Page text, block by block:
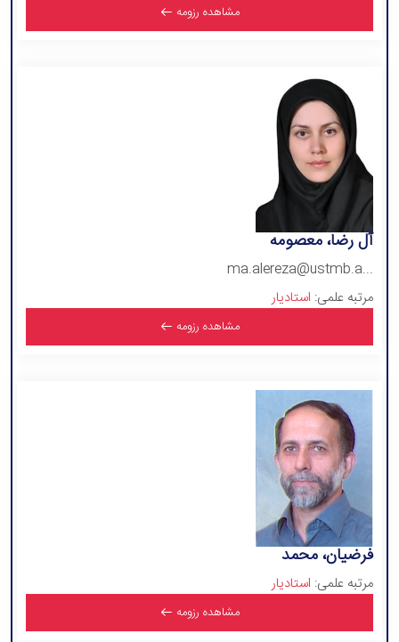
مشاهده رزومه
آل رضا، معصومه
ma.alereza@ustmb.a...
مرتبه علمی: استادیار
مشاهده رزومه
فرضیان، محمد
مرتبه علمی: استادیار
مشاهده رزومه